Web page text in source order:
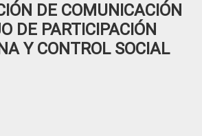
DE COMUNICACIÓN
DE PARTICIPACIÓN
Y CONTROL SOCIAL